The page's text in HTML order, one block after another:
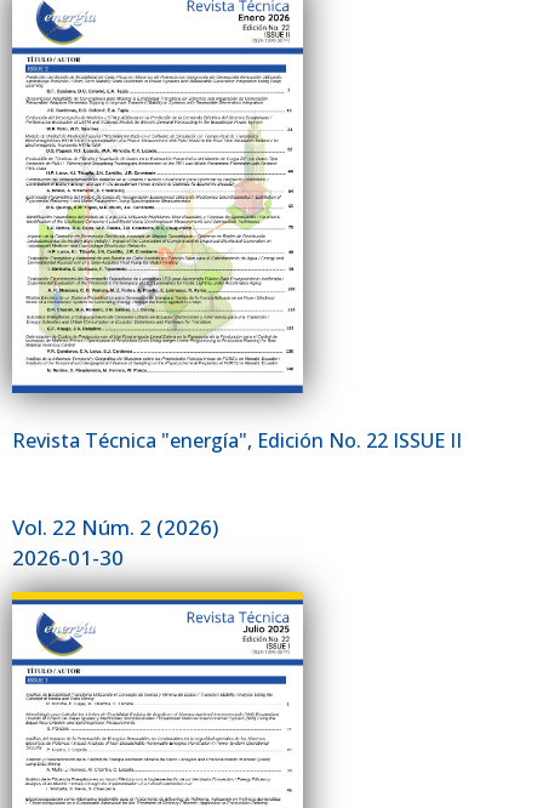
Revista Técnica "energía", Edición No. 22 ISSUE II
Vol. 22 Núm. 2 (2026)
2026-01-30